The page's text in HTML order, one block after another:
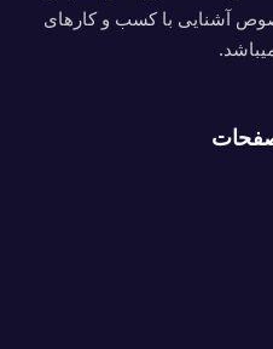
آشنایی با کسب و کارهای